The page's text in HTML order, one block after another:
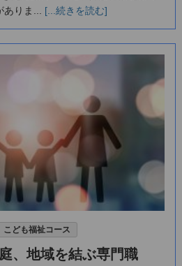
りま... [...続きを読む]
こども福祉コース
、地域を結ぶ専門職